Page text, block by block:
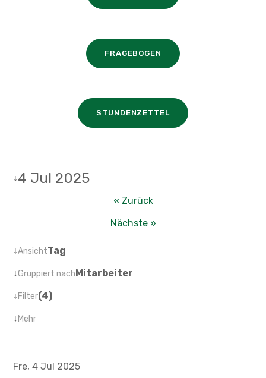
FRAGEBOGEN
STUNDENZETTEL
↓4 Jul 2025
« Zurück
Nächste »
↓AnsichtTag
↓Gruppiert nachMitarbeiter
↓Filter(4)
↓Mehr
Fre, 4 Jul 2025